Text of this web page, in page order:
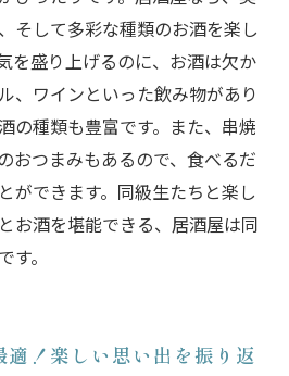
そして多彩な種類のお酒を楽し
を盛り上げるのに、お酒は欠か
、ワインといった飲み物があり
の種類も豊富です。また、串焼
おつまみもあるので、食べるだ
ができます。同級生たちと楽し
お酒を堪能できる、居酒屋は同
。
適！楽しい思い出を振り返